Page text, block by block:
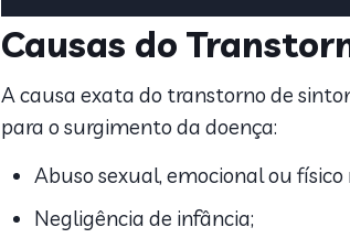
Causas do
A causa exata do transtorno de
para o surgimento da doença:
Abuso sexual, emocional ou físico
Negligência de infância;